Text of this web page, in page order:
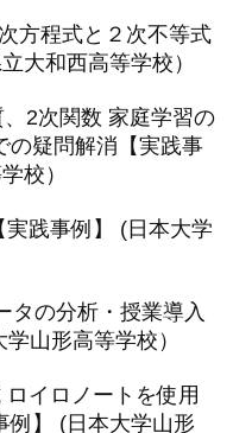
方程式と２次不等式
大和西高等学校）
2次関数 家庭学習の
の疑問解消【実践事
校）
践事例】 (日本大学
の分析・授業導入
山形高等学校）
イロノートを使用
例】 (日本大学山形